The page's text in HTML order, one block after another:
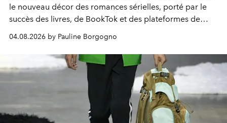
le nouveau décor des romances sérielles, porté par le
succès des livres, de BookTok et des plateformes de
04.08.2026 by Pauline Borgogno